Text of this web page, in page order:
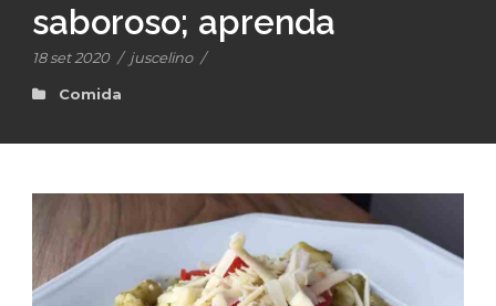
saboroso; aprenda
18 set 2020 / juscelino /
Comida